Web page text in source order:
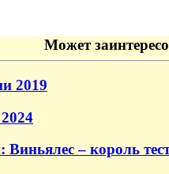
Может
2019
– король